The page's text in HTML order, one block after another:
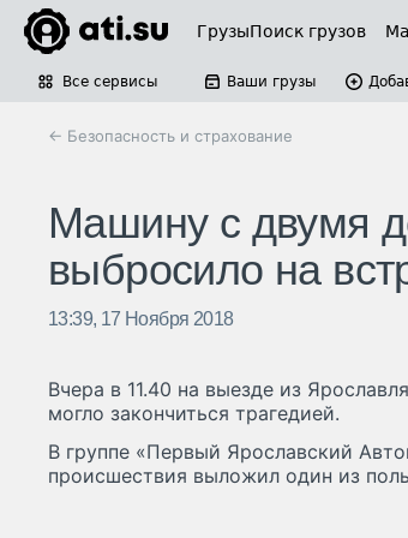
ГрузыПоиск грузов
Все сервисы Ваши грузы
← Безопасность и страхование
Машину с двумя
выбросило на
13:39, 17 Ноября 2018
Вчера в 11.40 на выезде из
могло закончиться трагедией.
В группе «Первый Ярославский
происшествия выложил один из